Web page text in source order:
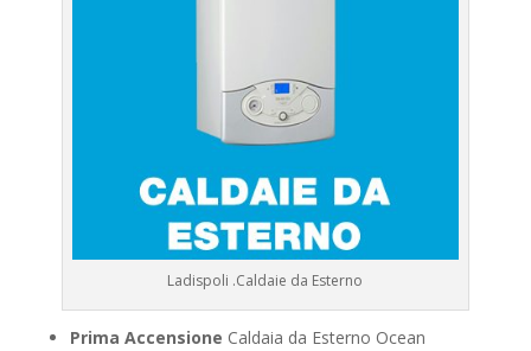
Ladispoli .Caldaie da Esterno
Prima Accensione Caldaia da Esterno Ocean